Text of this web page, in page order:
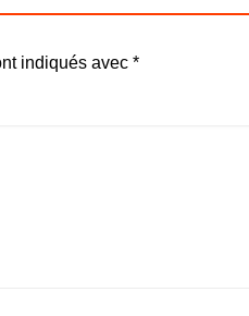
indiqués avec *